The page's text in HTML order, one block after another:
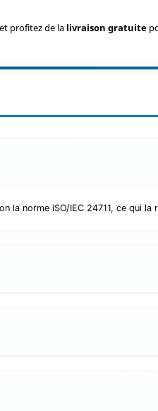
et profitez de la livraison gratuite
norme ISO/IEC 24711, ce qui la